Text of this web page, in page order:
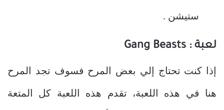
ستيشن .
لعبة : Gang Beasts
إذا كنت تحتاج إلي بعض المرح فسوف تجد المرح
هنا في هذه اللعبة، تقدم هذه اللعبة كل المتعة